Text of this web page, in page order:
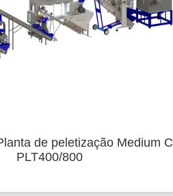
de peletização Medium C
PLT400/800